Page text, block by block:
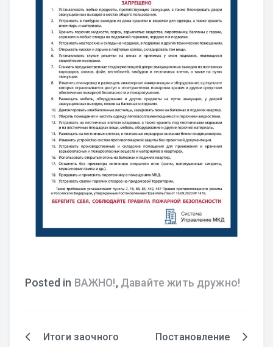
Posted in ВАЖНО!, Давайте жить дружно!
Итоги заочного
Постановление